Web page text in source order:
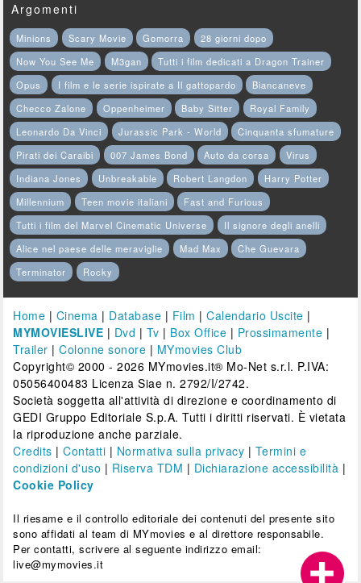
Argomenti
Minions Scary Movie Gomorra
28 giorni dopo
Now You See Me
M3gan
Tutti i film dedicati a Dragon Trainer
Opus
I film e le serie ispirate a Il gattopardo
Biancaneve
Checco Zalone
Oppenheimer Baby Sitter
Royal Family
Leonardo Da Vinci
Jurassic Park - World
Cinquanta sfumature
Pirati dei Caraibi
007 James Bond Auto da corsa
Virus
Indiana Jones
Unbreakable Robert Langdon
Harry Potter
Millennium
Teen movie italiani
Fast and Furious
Tutti i film del Marvel Cinematic Universe
Il signore degli anelli
Alice nel paese delle meraviglie
Mad Max
Che Guevara
Terminator
Rocky
Home | Cinema | Database | Film |Calendario Uscite |
MYMOVIESLIVE | Dvd | Tv | Box Office | Prossimamente |
Trailer |Colonne sonore | MYmovies Club
Copyright© 2000 - 2026 MYmovies.it® Mo-Net s.r.l. P.IVA:
05056400483 Licenza Siae n. 2792/I/2742.
Società soggetta all'attività di direzione e coordinamento di
GEDI Gruppo Editoriale S.p.A. Tutti i diritti riservati. È vietata
la riproduzione anche parziale.
Credits |Contatti | Normativa sulla privacy | Termini e
condizioni d'uso | Riserva TDM | Dichiarazione accessibilità |
Cookie Policy
Il riesame e il controllo editoriale dei contenuti del presente sito
sono affidati al team di MYmovies e al direttore responsabile.
Per contatti, scrivere al seguente indirizzo email:
live@mymovies.it